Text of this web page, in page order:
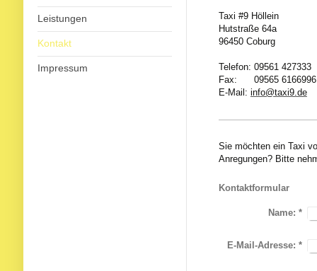
Leistungen
Kontakt
Impressum
Taxi #9 Höllein
Hutstraße 64a
96450 Coburg
Telefon: 09561 427333
Fax: 09565 6166996
E-Mail: info@taxi9.de
Sie möchten ein Taxi
Anregungen? Bitte
Kontaktformular
Name: *
E-Mail-Adresse: *